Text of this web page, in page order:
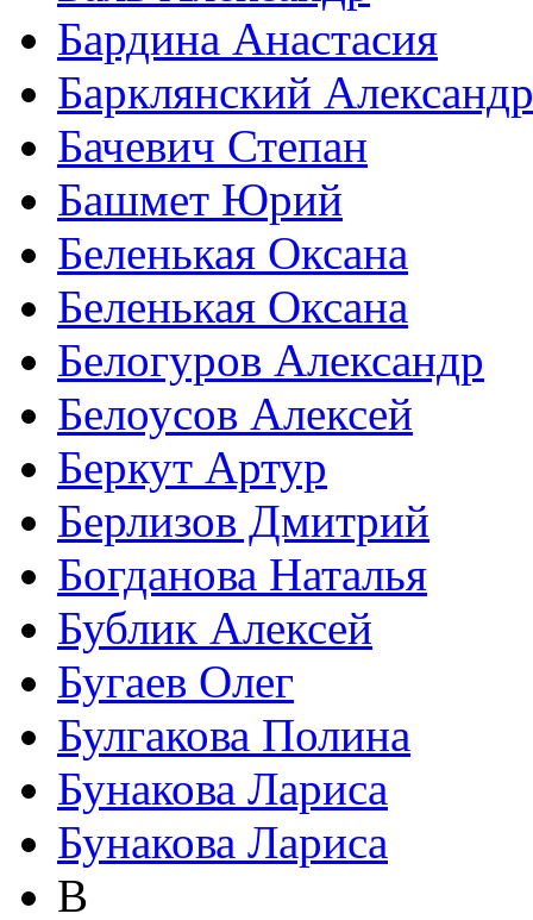
Бардина Анастасия
Барклянский Александр
Бачевич Степан
Башмет Юрий
Беленькая Оксана
Беленькая Оксана
Белогуров Александр
Белоусов Алексей
Беркут Артур
Берлизов Дмитрий
Богданова Наталья
Бублик Алексей
Бугаев Олег
Булгакова Полина
Бунакова Лариса
Бунакова Лариса
В